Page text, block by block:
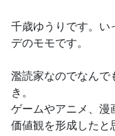
千歳ゆうりです。い
デのモモです。
濫読家なのでなんで
き。
ゲームやアニメ、漫
価値観を形成したと